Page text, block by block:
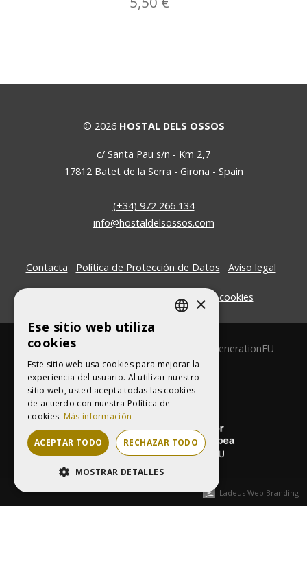
© 2026 HOSTAL DELS OSSOS
c/ Santa Pau s/n - Km 2,7
17812 Batet de la Serra - Girona - Spain
(+34) 972 266 134
info@hostaldelsossos.com
Contacta Política de Protección de Datos Aviso legal
Política de cookies
Financiado por la Unión Europea - NextGenerationEU
Ladeus Web Branding
×
Ese sitio web utiliza
cookies
Este sitio web usa cookies para mejorar la
experiencia del usuario. Al utilizar nuestro
sitio web, usted acepta todas las cookies
de acuerdo con nuestra Política de
cookies. Más información
ACEPTAR TODO RECHAZAR TODO
MOSTRAR DETALLES
COOKIES ESTRICTAMENTE
NECESARIAS